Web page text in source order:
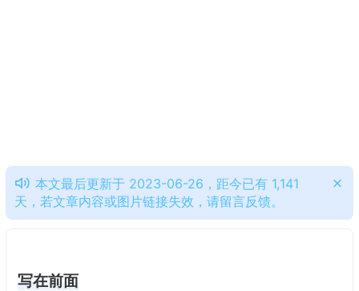
本文最后更新于 2023-06-26，距今已有 1,141
天，若文章内容或图片链接失效，请留言反馈。
写在前面